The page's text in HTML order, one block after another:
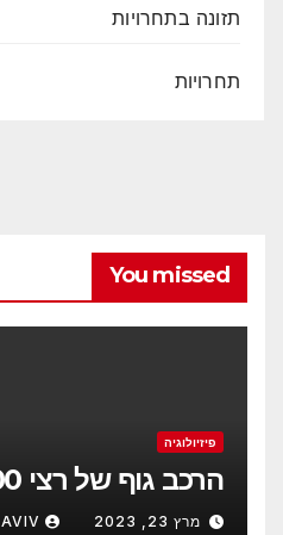
תזונה בתחרויות
תחרויות
You missed
פיזיולוגיה
הרכב גוף של רצי 100 מייל
מרץ 23, 2023 AVIV